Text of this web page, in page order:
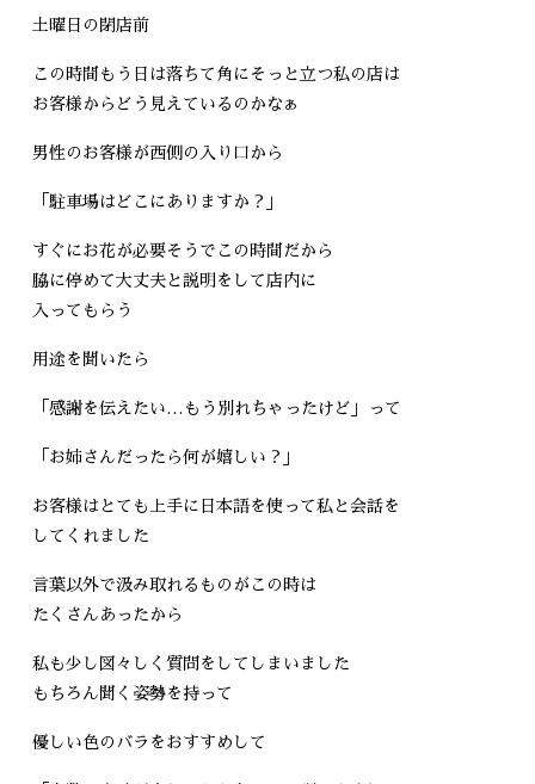
土曜日の閉店前
この時間もう日は落ちて角にそっと立つ私の店は
お客様からどう見えているのかなぁ
男性のお客様が西側の入り口から
「駐車場はどこにありますか？」
すぐにお花が必要そうでこの時間だから
脇に停めて大丈夫と説明をして店内に
入ってもらう
用途を聞いたら
「感謝を伝えたい…もう別れちゃったけど」って
「お姉さんだったら何が嬉しい？」
お客様はとても上手に日本語を使って私と会話を
してくれました
言葉以外で汲み取れるものがこの時は
たくさんあったから
私も少し図々しく質問をしてしまいました
もちろん聞く姿勢を持って
優しい色のバラをおすすめして